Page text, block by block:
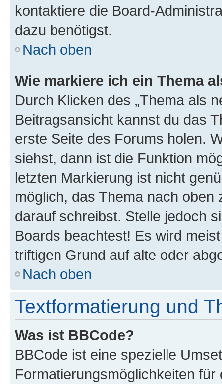
kontaktiere die Board-
dazu benötigst.
Nach oben
Wie markiere ich ein Thema
Durch Klicken des „Thema als
Beitragsansicht kannst du das
erste Seite des Forums holen.
siehst, dann ist die Funktion
letzten Markierung ist nicht
möglich, das Thema nach oben
darauf schreibst. Stelle jedoch
Boards beachtest! Es wird
triftigen Grund auf alte oder
Nach oben
Textformatierung und
Was ist BBCode?
BBCode ist eine spezielle
Formatierungsmöglichkeiten